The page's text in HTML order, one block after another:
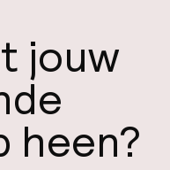
jouw
heen?